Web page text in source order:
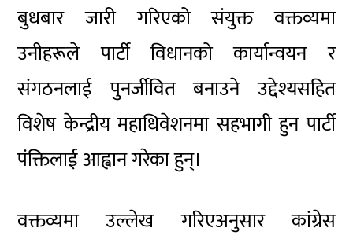
बुधबार जारी गरिएको संयुक्त वक्तव्यमा
उनीहरूले पार्टी विधानको कार्यान्वयन र
संगठनलाई पुनर्जीवित बनाउने उद्देश्यसहित
विशेष केन्द्रीय महाधिवेशनमा सहभागी हुन पार्टी
पंक्तिलाई आह्वान गरेका हुन्।
वक्तव्यमा उल्लेख गरिएअनुसार कांग्रेस